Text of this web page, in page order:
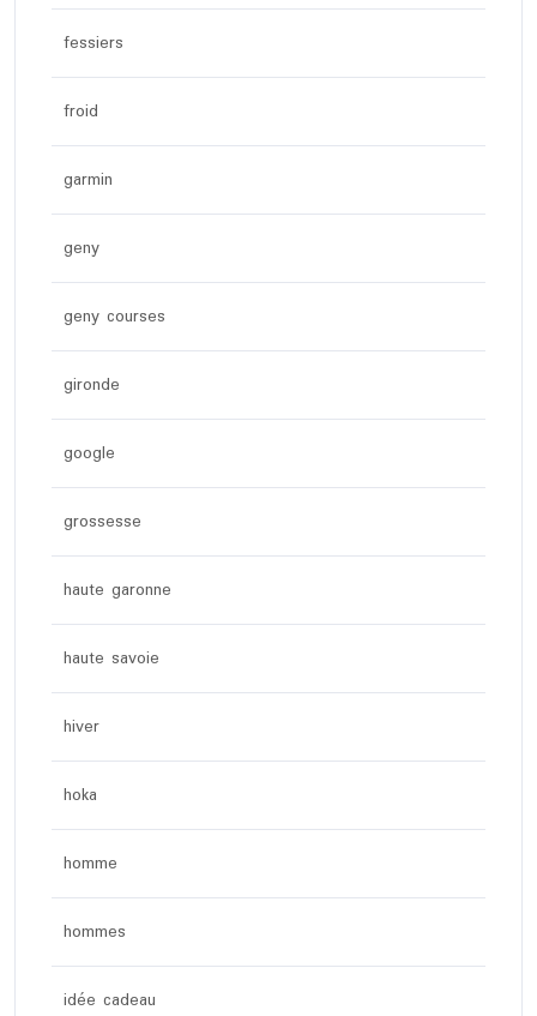
fessiers
froid
garmin
geny
geny courses
gironde
google
grossesse
haute garonne
haute savoie
hiver
hoka
homme
hommes
idée cadeau